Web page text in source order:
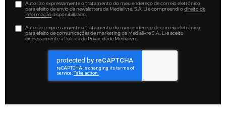
Autorizo expressamente o tratamento do meu endereço de correio eletrónico
para efeito de envio de newsletters da Medialivre, S.A. Li e compreendi odireito de
informaçãodisponibilizado.
Autorizo expressamente o tratamento do meu endereço de correio eletrónico
para efeito de comunicações de marketing da Medialivre S.A.. Li e aceito
expressamente a Política de Privacidade Medialivre.